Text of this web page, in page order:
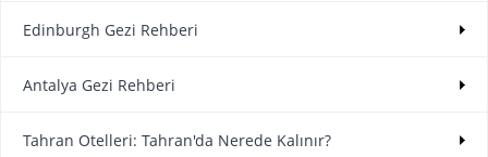
Edinburgh Gezi Rehberi
Antalya Gezi Rehberi
Tahran Otelleri: Tahran'da Nerede Kalınır?